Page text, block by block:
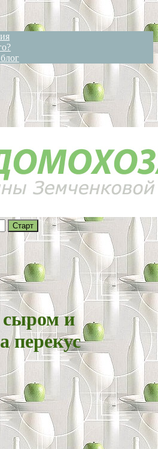
и
перекус